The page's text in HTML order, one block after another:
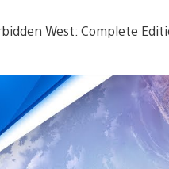
West: Complete